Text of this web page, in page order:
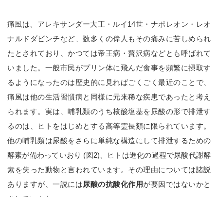
痛風は、アレキサンダー大王・ルイ14世・ナポレオン・レオ
ナルドダビンチなど、数多くの偉人もその痛みに苦しめられ
たとされており、かつては帝王病・贅沢病などとも呼ばれて
いました。一般市民がプリン体に飛んだ食事を頻繁に摂取す
るようになったのは歴史的に見ればごくごく最近のことで、
痛風は他の生活習慣病と同様に元来稀な疾患であったと考え
られます。実は、哺乳類のうち核酸塩基を尿酸の形で排泄す
るのは、ヒトをはじめとする高等霊長類に限られています。
他の哺乳類は尿酸をさらに単純な構造にして排泄するための
酵素が備わっていおり (図2)、ヒトは進化の過程で尿酸代謝酵
素を失った動物と言われています。その理由については諸説
ありますが、一説には尿酸の抗酸化作用が要因ではないかと